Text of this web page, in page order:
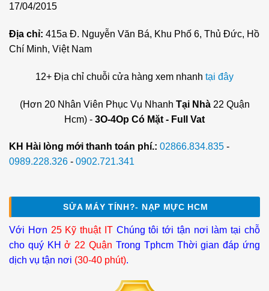
17/04/2015
Địa chỉ: 415a Đ. Nguyễn Văn Bá, Khu Phố 6, Thủ Đức, Hồ
Chí Minh, Việt Nam
12+ Địa chỉ chuỗi cửa hàng xem nhanh tại đây
(Hơn 20 Nhân Viên Phục Vụ Nhanh Tại Nhà22 Quận
Hcm) - 3O-4Op Có Mặt - Full Vat
KH Hài lòng mới thanh toán phí.: 02866.834.835 -
0989.228.326 - 0902.721.341
SỬA MÁY TÍNH?- NẠP MỰC HCM
Với Hơn 25 Kỹ thuật ITChúng tôi tới tận nơi làm tại chỗ
cho quý KHở 22 Quận Trong Tphcm Thời gian đáp ứng
dịch vụ tận nơi (30-40 phút).